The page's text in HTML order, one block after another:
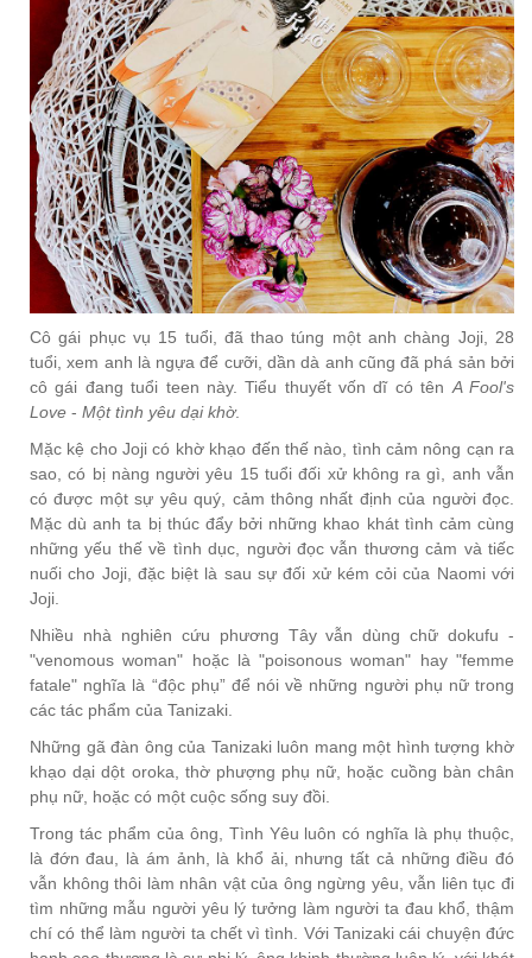
Cô gái phục vụ 15 tuổi, đã thao túng một anh chàng Joji, 28
tuổi, xem anh là ngựa để cưỡi, dần dà anh cũng đã phá sản bởi
cô gái đang tuổi teen này. Tiểu thuyết vốn dĩ có tên A Fool's
Love - Một tình yêu dại khờ.
Mặc kệ cho Joji có khờ khạo đến thế nào, tình cảm nông cạn ra
sao, có bị nàng người yêu 15 tuổi đối xử không ra gì, anh vẫn
có được một sự yêu quý, cảm thông nhất định của người đọc.
Mặc dù anh ta bị thúc đẩy bởi những khao khát tình cảm cùng
những yếu thế về tình dục, người đọc vẫn thương cảm và tiếc
nuối cho Joji, đặc biệt là sau sự đối xử kém cỏi của Naomi với
Joji.
Nhiều nhà nghiên cứu phương Tây vẫn dùng chữ dokufu -
"venomous woman" hoặc là "poisonous woman" hay "femme
fatale" nghĩa là “độc phụ” để nói về những người phụ nữ trong
các tác phẩm của Tanizaki.
Những gã đàn ông của Tanizaki luôn mang một hình tượng khờ
khạo dại dột oroka, thờ phượng phụ nữ, hoặc cuồng bàn chân
phụ nữ, hoặc có một cuộc sống suy đồi.
Trong tác phẩm của ông, Tình Yêu luôn có nghĩa là phụ thuộc,
là đớn đau, là ám ảnh, là khổ ải, nhưng tất cả những điều đó
vẫn không thôi làm nhân vật của ông ngừng yêu, vẫn liên tục đi
tìm những mẫu người yêu lý tưởng làm người ta đau khổ, thậm
chí có thể làm người ta chết vì tình. Với Tanizaki cái chuyện đức